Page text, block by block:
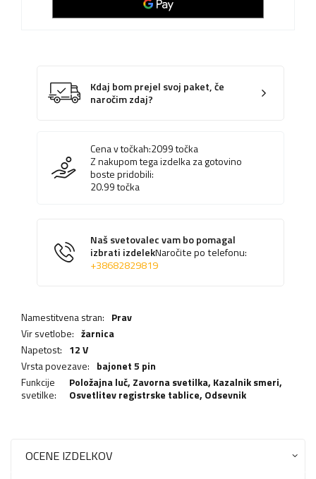
Kdaj bom prejel svoj paket, če
naročim zdaj?
Cena v točkah:2099točka
Z nakupom tega izdelka za gotovino
boste pridobili:
20.99točka
Naš svetovalec vam bo pomagal
izbrati izdelekNaročite po telefonu:
+38682829819
Namestitvena stran: Prav
Vir svetlobe: žarnica
Napetost: 12 V
Vrsta povezave: bajonet 5 pin
Funkcije
svetilke:
Položajna luč, Zavorna svetilka, Kazalnik smeri,
Osvetlitev registrske tablice, Odsevnik
OCENE IZDELKOV